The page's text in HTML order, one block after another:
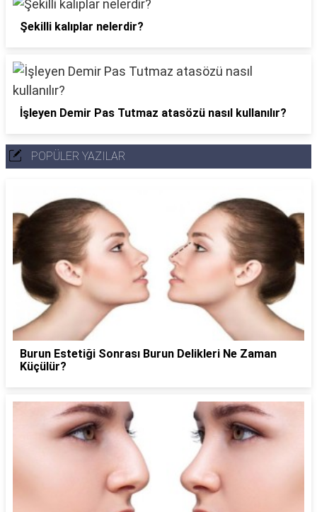
Şekilli kalıplar nelerdir?
İşleyen Demir Pas Tutmaz atasözü nasıl kullanılır?
POPÜLER YAZILAR
Burun Estetiği Sonrası Burun Delikleri Ne Zaman
Küçülür?